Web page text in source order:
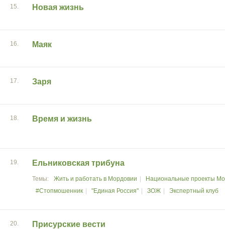
15. Новая жизнь
16. Маяк
17. Заря
18. Время и жизнь
19. Ельниковская трибуна
Жить и работать в Мордовии
Национальные проекты
#Стопмошенник
"Единая Россия" ЗОЖ Экспертный клуб
20. Присурские вести